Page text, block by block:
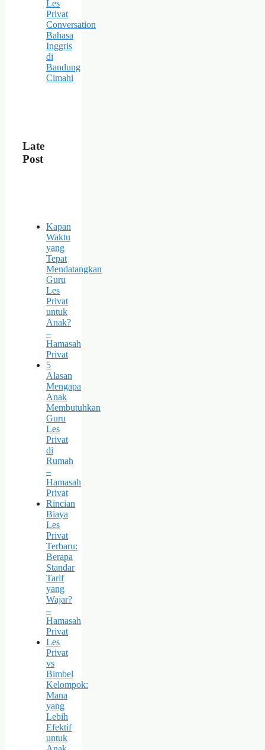
Les
Privat
Conversation
Bahasa
Inggris
di
Bandung
Cimahi
Late
Post
Kapan
Waktu
yang
Tepat
Mendatangkan
Guru
Les
Privat
untuk
Anak?
–
Hamasah
Privat
5
Alasan
Mengapa
Anak
Membutuhkan
Guru
Les
Privat
di
Rumah
–
Hamasah
Privat
Rincian
Biaya
Les
Privat
Terbaru:
Berapa
Standar
Tarif
yang
Wajar?
–
Hamasah
Privat
Les
Privat
vs
Bimbel
Kelompok:
Mana
yang
Lebih
Efektif
untuk